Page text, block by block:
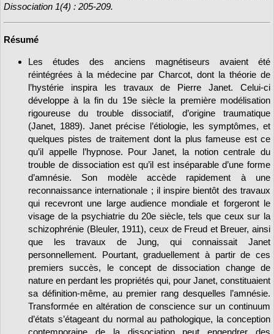
Dissociation 1(4) : 205-209.
Résumé
Les études des anciens magnétiseurs avaient été
réintégrées à la médecine par Charcot, dont la théorie de
l’hystérie inspira les travaux de Pierre Janet. Celui-ci
développe à la fin du 19e siècle la première modélisation
rigoureuse du trouble dissociatif, d’origine traumatique
(Janet, 1889). Janet précise l’étiologie, les symptômes, et
quelques pistes de traitement dont la plus fameuse est ce
qu’il appelle l’hypnose. Pour Janet, la notion centrale du
trouble de dissociation est qu’il est inséparable d’une forme
d’amnésie. Son modèle accède rapidement à une
reconnaissance internationale ; il inspire bientôt des travaux
qui recevront une large audience mondiale et forgeront le
visage de la psychiatrie du 20e siècle, tels que ceux sur la
schizophrénie (Bleuler, 1911), ceux de Freud et Breuer, ainsi
que les travaux de Jung, qui connaissait Janet
personnellement. Pourtant, graduellement à partir de ces
premiers succès, le concept de dissociation change de
nature en perdant les propriétés qui, pour Janet, constituaient
sa définition-même, au premier rang desquelles l’amnésie.
Transformée en altération de conscience sur un continuum
d’états s’étageant du normal au pathologique, la conception
contemporaine de la dissociation peut engendrer des